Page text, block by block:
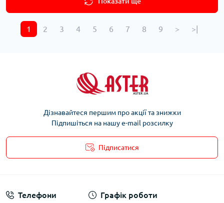
1 2 3 4 5 6 7 8 9 > >|
Дізнавайтеся першим про акції та знижки
Підпишіться на нашу e-mail розсилку
Підписатися
Телефони Графік роботи